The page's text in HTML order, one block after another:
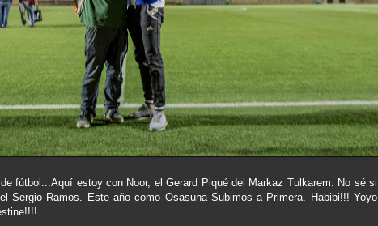
fútbol...Aquí estoy con Noor, el Gerard Piqué del Markaz Tulkarem. No sé si
Sergio Ramos. Este año como Osasuna Subimos a Primera. Habibi!!! Yoyo